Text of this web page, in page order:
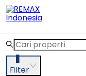
3
Filter